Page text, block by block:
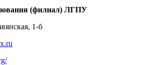
(филиал) ЛГПУ
1-б